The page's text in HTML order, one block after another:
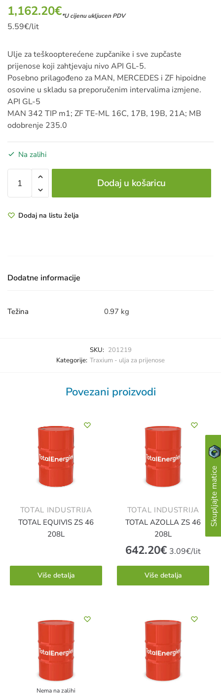
1,162.20€*U cijenu ukljucen PDV
5.59€/lit
Ulje za teškoopterećene zupčanike i sve zupčaste
prijenose koji zahtjevaju nivo API GL-5.
Posebno prilagođeno za MAN, MERCEDES i ZF hipoidne
osovine u skladu sa preporučenim intervalima izmjene.
API GL-5
MAN 342 TIP m1; ZF TE-ML 16C, 17B, 19B, 21A; MB
odobrenje 235.0
Na zalihi
TRANS.
AXLE
7
Dodaj u košaricu
Dodaj na listu želja
Dodatne informacije
Težina 0.97 kg
SKU: 201219
Kategorije: Traxium - ulja za prijenose
Povezani proizvodi
TOTAL INDUSTRIJA
TOTAL EQUIVIS ZS 46
208L
Više detalja
TOTAL INDUSTRIJA
TOTAL AZOLLA ZS 46
208L
642.20€ 3.09€/lit
Više detalja
Nema na zalihi
Skupljajte matice